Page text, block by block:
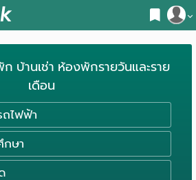
สมัครสมาชิก
เข้าสู่ระบบ
า
บ้านเช่า ห้องพักรายวันและราย
เดือน
ไฟฟ้า
กษา